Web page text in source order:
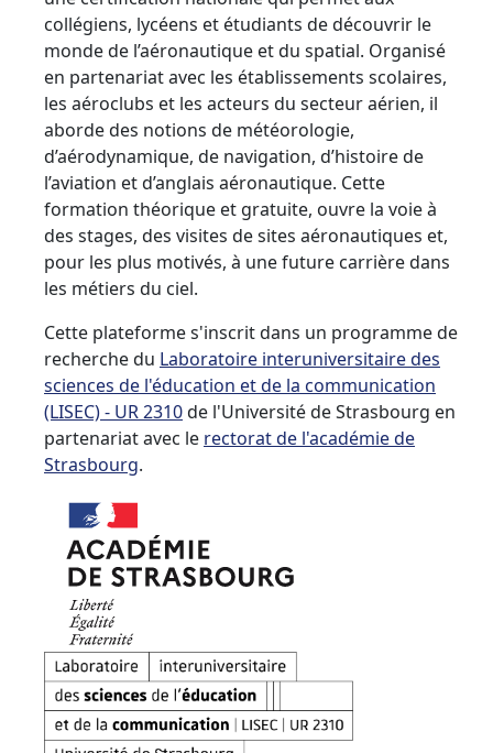
collégiens, lycéens et étudiants de découvrir le
monde de l’aéronautique et du spatial. Organisé
en partenariat avec les établissements scolaires,
les aéroclubs et les acteurs du secteur aérien, il
aborde des notions de météorologie,
d’aérodynamique, de navigation, d’histoire de
l’aviation et d’anglais aéronautique. Cette
formation théorique et gratuite, ouvre la voie à
des stages, des visites de sites aéronautiques et,
pour les plus motivés, à une future carrière dans
les métiers du ciel.
Cette plateforme s'inscrit dans un programme de
recherche du Laboratoire interuniversitaire des
sciences de l'éducation et de la communication
(LISEC) - UR 2310de l'Université de Strasbourg en
partenariat avec le rectorat de l'académie de
Strasbourg.